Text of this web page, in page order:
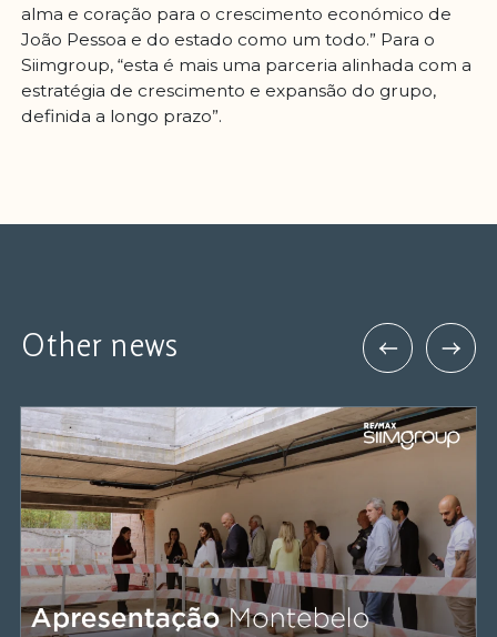
alma e coração para o crescimento económico de
João Pessoa e do estado como um todo.” Para o
Siimgroup, “esta é mais uma parceria alinhada com a
estratégia de crescimento e expansão do grupo,
definida a longo prazo”.
Other news